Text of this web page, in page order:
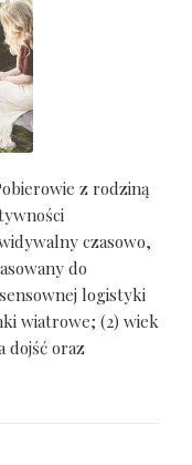
z rodziną
czasowo,
do
logistyki
wiatrowe; (2) wiek
dojść oraz